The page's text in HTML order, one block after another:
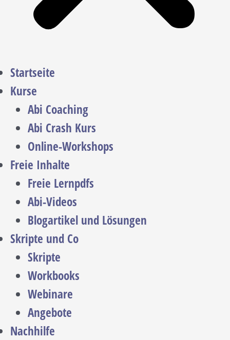
Startseite
Kurse
Abi Coaching
Abi Crash Kurs
Online-Workshops
Freie Inhalte
Freie Lernpdfs
Abi-Videos
Blogartikel und Lösungen
Skripte und Co
Skripte
Workbooks
Webinare
Angebote
Nachhilfe